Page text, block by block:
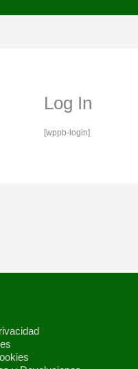
Log In
[wppb-login]